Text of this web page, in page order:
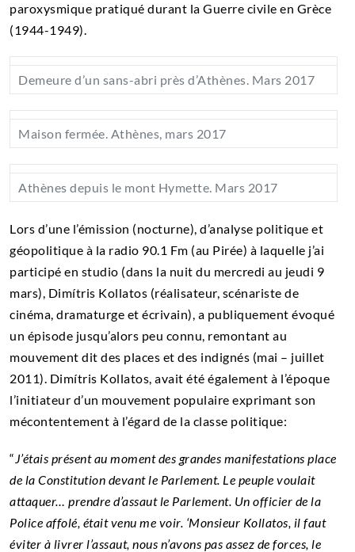
paroxysmique pratiqué durant la Guerre civile en Grèce
(1944-1949).
Demeure d’un sans-abri près d’Athènes. Mars 2017
Maison fermée. Athènes, mars 2017
Athènes depuis le mont Hymette. Mars 2017
Lors d’une l’émission (nocturne), d’analyse politique et
géopolitique à la radio 90.1 Fm (au Pirée) à laquelle j’ai
participé en studio (dans la nuit du mercredi au jeudi 9
mars), Dimítris Kollatos (réalisateur, scénariste de
cinéma, dramaturge et écrivain), a publiquement évoqué
un épisode jusqu’alors peu connu, remontant au
mouvement dit des places et des indignés (mai – juillet
2011). Dimítris Kollatos, avait été également à l’époque
l’initiateur d’un mouvement populaire exprimant son
mécontentement à l’égard de la classe politique:
“J’étais présent au moment des grandes manifestations place
de la Constitution devant le Parlement. Le peuple voulait
attaquer… prendre d’assaut le Parlement. Un officier de la
Police affolé, était venu me voir. ‘Monsieur Kollatos, il faut
éviter à livrer l’assaut, nous n’avons pas assez de forces, le